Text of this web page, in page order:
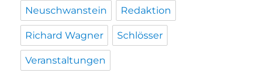
Neuschwanstein Redaktion
Richard Wagner Schlösser
Veranstaltungen